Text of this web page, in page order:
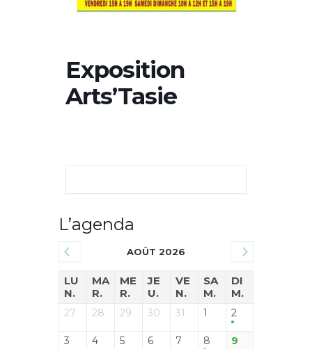
Exposition
Arts’Tasie
L’agenda
AOÛT 2026
LU
N.
MA
R.
ME
R.
JE
U.
VE
N.
SA
M.
DI
M.
27 28 29 30 31 1 2
3 4 5 6 7 8 9